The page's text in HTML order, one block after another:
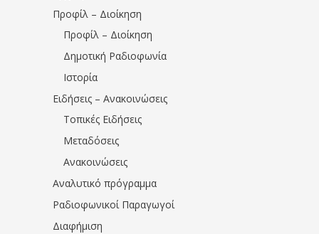
Προφίλ – Διοίκηση
Προφίλ – Διοίκηση
Δημοτική Ραδιοφωνία
Ιστορία
Ειδήσεις – Ανακοινώσεις
Τοπικές Ειδήσεις
Μεταδόσεις
Ανακοινώσεις
Αναλυτικό πρόγραμμα
Ραδιοφωνικοί Παραγωγοί
Διαφήμιση